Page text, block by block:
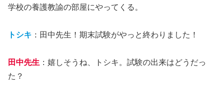
学校の養護教諭の部屋にやってくる。
トシキ ：田中先生！期末試験がやっと終わりました！
田中先生 ：嬉しそうね、トシキ。試験の出来はどうだっ
た？